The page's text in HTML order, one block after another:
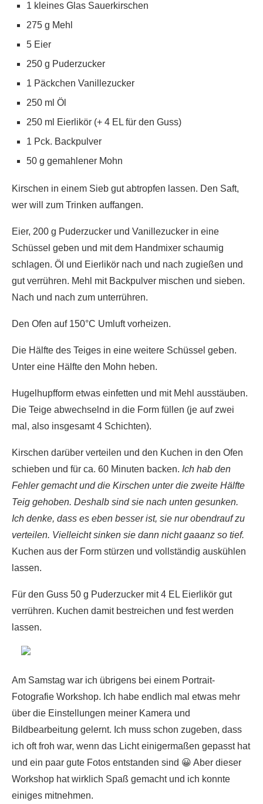
1 kleines Glas Sauerkirschen
275 g Mehl
5 Eier
250 g Puderzucker
1 Päckchen Vanillezucker
250 ml Öl
250 ml Eierlikör (+ 4 EL für den Guss)
1 Pck. Backpulver
50 g gemahlener Mohn
Kirschen in einem Sieb gut abtropfen lassen. Den Saft,
wer will zum Trinken auffangen.
Eier, 200 g Puderzucker und Vanillezucker in eine
Schüssel geben und mit dem Handmixer schaumig
schlagen. Öl und Eierlikör nach und nach zugießen und
gut verrühren. Mehl mit Backpulver mischen und sieben.
Nach und nach zum unterrühren.
Den Ofen auf 150°C Umluft vorheizen.
Die Hälfte des Teiges in eine weitere Schüssel geben.
Unter eine Hälfte den Mohn heben.
Hugelhupfform etwas einfetten und mit Mehl ausstäuben.
Die Teige abwechselnd in die Form füllen (je auf zwei
mal, also insgesamt 4 Schichten).
Kirschen darüber verteilen und den Kuchen in den Ofen
schieben und für ca. 60 Minuten backen. Ich hab den
Fehler gemacht und die Kirschen unter die zweite Hälfte
Teig gehoben. Deshalb sind sie nach unten gesunken.
Ich denke, dass es eben besser ist, sie nur obendrauf zu
verteilen. Vielleicht sinken sie dann nicht gaaanz so tief.
Kuchen aus der Form stürzen und vollständig auskühlen
lassen.
Für den Guss 50 g Puderzucker mit 4 EL Eierlikör gut
verrühren. Kuchen damit bestreichen und fest werden
lassen.
Am Samstag war ich übrigens bei einem Portrait-
Fotografie Workshop. Ich habe endlich mal etwas mehr
über die Einstellungen meiner Kamera und
Bildbearbeitung gelernt. Ich muss schon zugeben, dass
ich oft froh war, wenn das Licht einigermaßen gepasst hat
und ein paar gute Fotos entstanden sind 😀 Aber dieser
Workshop hat wirklich Spaß gemacht und ich konnte
einiges mitnehmen.